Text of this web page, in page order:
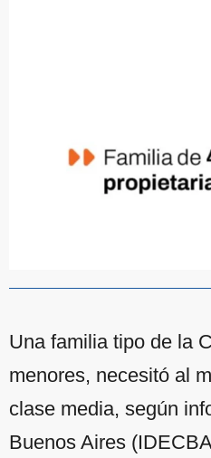
Una familia tipo de la
menores, necesitó al
clase media, según
Buenos Aires